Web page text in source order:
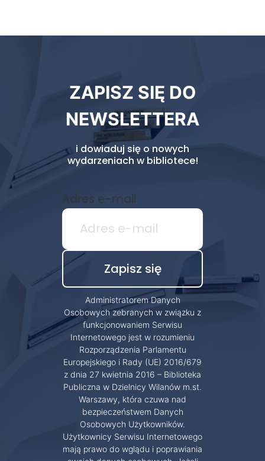
biblioteki
ZAPISZ SIĘ DO
NEWSLETTERA
i dowiaduj się o nowych
wydarzeniach w bibliotece!
Adres e-mail
Administratorem Danych
Osobowych zebranych w związku z
funkcjonowaniem Serwisu
Internetowego jest w rozumieniu
Rozporządzenia Parlamentu
Europejskiego i Rady (UE) 2016/679
z dnia 27 kwietnia 2016 – Biblioteka
Publiczna w Dzielnicy Wilanów m.st.
Warszawy, która czuwa nad
bezpieczeństwem Danych
Osobowych Użytkowników.
Użytkownicy Serwisu Internetowego
mają prawo do wglądu i poprawiania